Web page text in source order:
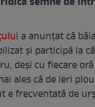
a anunțat că
și participă la
deși cu fiecare
ales că de ieri
e frecventată de